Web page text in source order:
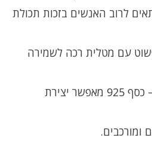
לרוב האנשים בזכות תכולת
עם מטלית רכה לשמירה
– כסף 925 מאפשר יצירת
ומורכבים.